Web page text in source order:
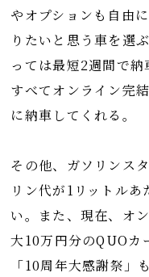
やオプションも自由
りたいと思う車を選
っては最短2週間で
すべてオンライン完
に納車してくれる。
その他、ガソリンス
リン代が1リットル
い。また、現在、オ
大10万円分のQUOカ
「10周年大感謝祭」